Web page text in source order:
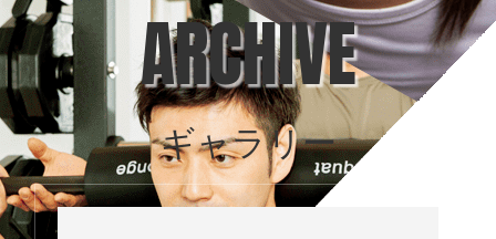
ARCHIVE
ギャラリー